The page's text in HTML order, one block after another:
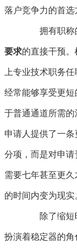
落户竞争力的首选
拥有职称
要求的直接干预
上专业技术职务任
经常能够享受更
于普通通道所需
申请人提供了一
分项，而是对申
需要七年甚至更
的时间内变为现实
除了缩短时
扮演着稳定器的